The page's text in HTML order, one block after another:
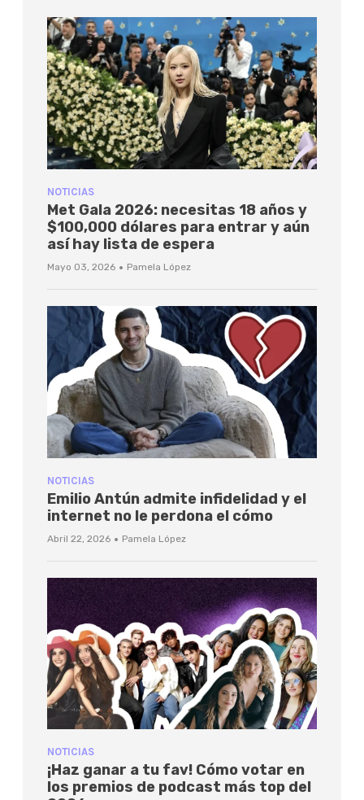
NOTICIAS
Met Gala 2026: necesitas 18 años y
$100,000 dólares para entrar y aún
así hay lista de espera
Mayo 03, 2026 · Pamela López
NOTICIAS
Emilio Antún admite infidelidad y el
internet no le perdona el cómo
Abril 22, 2026 · Pamela López
NOTICIAS
¡Haz ganar a tu fav! Cómo votar en
los premios de podcast más top del